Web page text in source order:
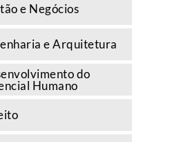
e Negócios
e Arquitetura
do
Humano